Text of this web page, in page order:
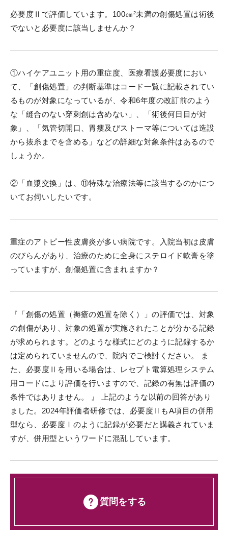
必要度Ⅱで評価しています。100㎝²未満の創傷処置は術後
でないと必要度に該当しませんか？
①ハイケアユニット用の重症度、医療看護必要度におい
て、「創傷処置」の判断基準はコード一覧に記載されてい
るものが対象になっているが、令和6年度の改訂前のよう
な「縫合のない穿刺創は含めない」、「術後何日目が対
象」、「気管切開口、胃瘻及びストーマ等については造設
から抜糸までを含める」などの詳細な対象条件はあるので
しょうか。
②「血漿交換」は、⑪特殊な治療法等に該当するのかにつ
いてお伺いしたいです。
重症のアトピー性皮膚炎が多い病院です。入院当初は皮膚
のびらんがあり、治療のために全身にステロイド軟膏を塗
っていますが、創傷処置に含まれますか？
『「創傷の処置（褥瘡の処置を除く）」の評価では、対象
の創傷があり、対象の処置が実施されたことが分かる記録
が求められます。どのような様式にどのように記録するか
は定められていませんので、院内でご検討ください。 ま
た、必要度Ⅱを用いる場合は、レセプト電算処理システム
用コードにより評価を行いますので、記録の有無は評価の
条件ではありません。 』 上記のような以前の回答があり
ました。2024年評価者研修では、必要度ⅡもA項目の併用
型なら、必要度Ⅰのように記録が必要だと講義されていま
すが、併用型というワードに混乱しています。
質問をする